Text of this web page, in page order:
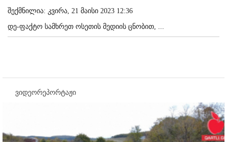
შექმნილია: კვირა, 21 მაისი 2023 12:36
დე-ფაქტო სამხრეთ ოსეთის მედიის ცნობით, ...
ვიდეორეპორტაჟი